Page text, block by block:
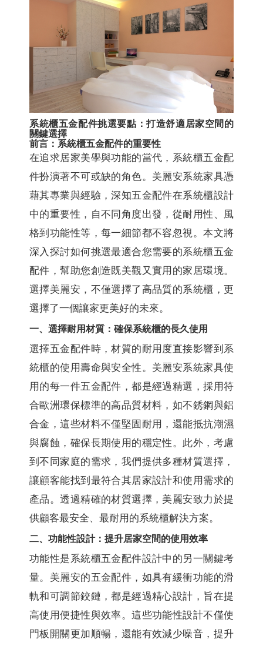
系統櫃五金配件挑選要點：打造舒適居家空間的
關鍵選擇
前言：系統櫃五金配件的重要性
在追求居家美學與功能的當代，系統櫃五金配
件扮演著不可或缺的角色。美麗安系統家具憑
藉其專業與經驗，深知五金配件在系統櫃設計
中的重要性，自不同角度出發，從耐用性、風
格到功能性等，每一細節都不容忽視。本文將
深入探討如何挑選最適合您需要的系統櫃五金
配件，幫助您創造既美觀又實用的家居環境。
選擇美麗安，不僅選擇了高品質的系統櫃，更
選擇了一個讓家更美好的未來。
一、選擇耐用材質：確保系統櫃的長久使用
選擇五金配件時，材質的耐用度直接影響到系
統櫃的使用壽命與安全性。美麗安系統家具使
用的每一件五金配件，都是經過精選，採用符
合歐洲環保標準的高品質材料，如不銹鋼與鋁
合金，這些材料不僅堅固耐用，還能抵抗潮濕
與腐蝕，確保長期使用的穩定性。此外，考慮
到不同家庭的需求，我們提供多種材質選擇，
讓顧客能找到最符合其居家設計和使用需求的
產品。透過精確的材質選擇，美麗安致力於提
供顧客最安全、最耐用的系統櫃解決方案。
二、功能性設計：提升居家空間的使用效率
功能性是系統櫃五金配件設計中的另一關鍵考
量。美麗安的五金配件，如具有緩衝功能的滑
軌和可調節鉸鏈，都是經過精心設計，旨在提
高使用便捷性與效率。這些功能性設計不僅使
門板開關更加順暢，還能有效減少噪音，提升